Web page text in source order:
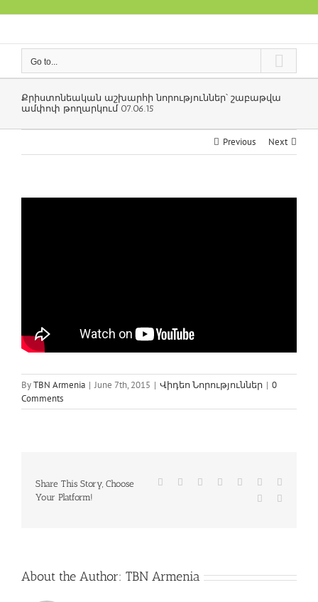
Go to...
Քրիստոնեական աշխարհի նորություններ՝ շաբաթվա
ամփոփ թողարկում 07.06.15
Previous Next
ByTBN Armenia | June 7th, 2015 | Վիդեո Նորություններ | 0
Comments
Share This Story, Choose
Your Platform!
Facebook
Twitter Reddit LinkedInWhatsApp
Tumblr
About the Author: TBN Armenia